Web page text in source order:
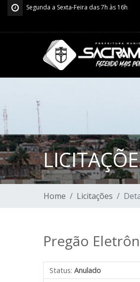
Segunda a Sexta-Feira das 7h às 16h
Home Licitações
Pregão
Status: Anulado